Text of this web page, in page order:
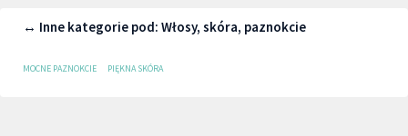
↔ Inne kategorie pod: Włosy, skóra, paznokcie
MOCNE PAZNOKCIE PIĘKNA SKÓRA